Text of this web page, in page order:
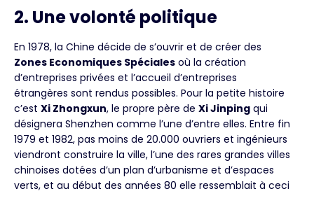
2. Une volonté politique
En 1978, la Chine décide de s’ouvrir et de créer des
Zones Economiques Spéciales où la création
d’entreprises privées et l’accueil d’entreprises
étrangères sont rendus possibles. Pour la petite histoire
c’est Xi Zhongxun, le propre père de Xi Jinping qui
désignera Shenzhen comme l’une d’entre elles. Entre fin
1979 et 1982, pas moins de 20.000 ouvriers et ingénieurs
viendront construire la ville, l’une des rares grandes villes
chinoises dotées d’un plan d’urbanisme et d’espaces
verts, et au début des années 80 elle ressemblait à ceci